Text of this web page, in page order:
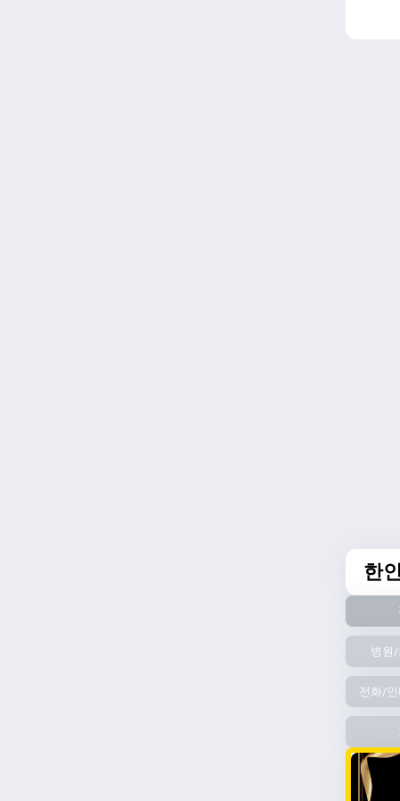
한
병원
전화/